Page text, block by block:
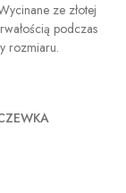
ze złotej
podczas
rozmiaru.